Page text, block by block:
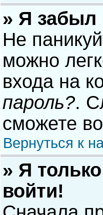
» Я забыл
Не
можно
входа на
пароль?.
сможете
Вернуться к
» Я
войти!